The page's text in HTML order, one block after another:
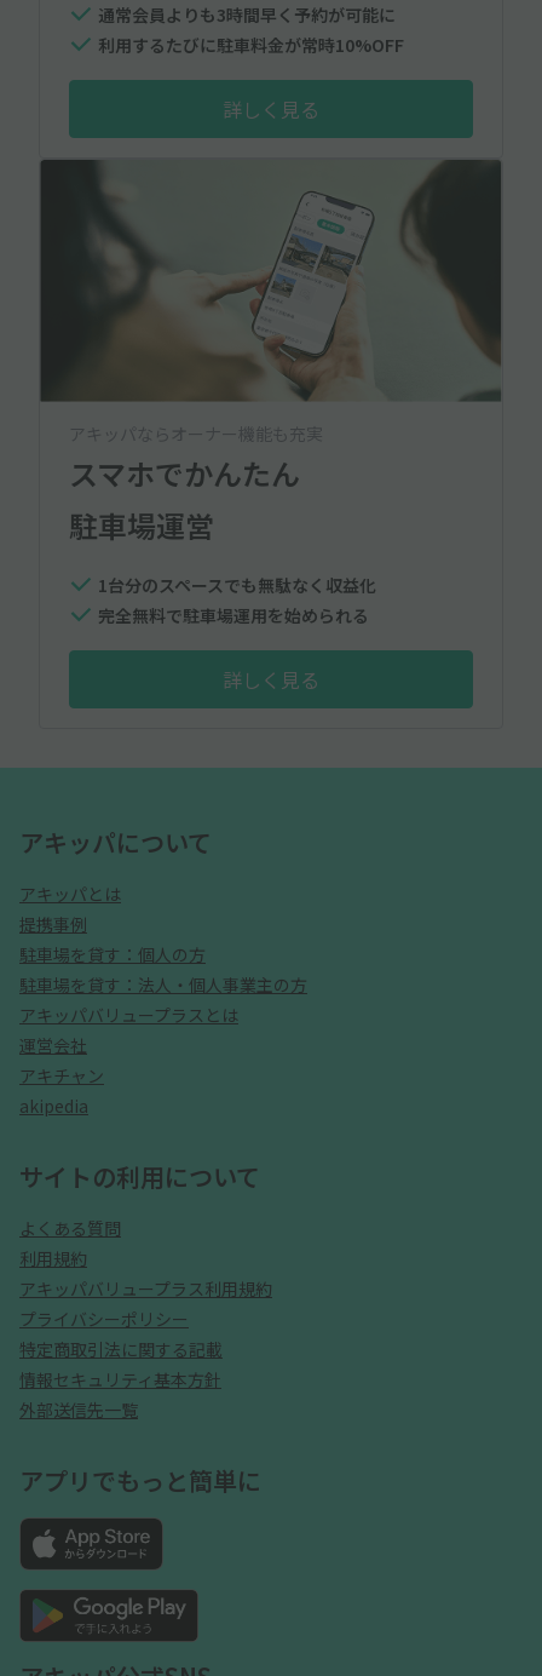
通常会員よりも3時間早く予約が可能に
利用するたびに駐車料金が常時10%OFF
詳しく見る
アキッパならオーナー機能も充実
スマホでかんたん
駐車場運営
1台分のスペースでも無駄なく収益化
完全無料で駐車場運用を始められる
詳しく見る
アキッパについて
アキッパとは
提携事例
駐車場を貸す：個人の方
駐車場を貸す：法人・個人事業主の方
アキッパバリュープラスとは
運営会社
アキチャン
akipedia
サイトの利用について
よくある質問
利用規約
アキッパバリュープラス利用規約
プライバシーポリシー
特定商取引法に関する記載
情報セキュリティ基本方針
外部送信先一覧
アプリでもっと簡単に